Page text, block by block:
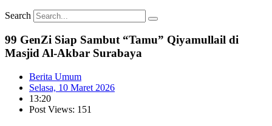
Search
99 GenZi Siap Sambut “Tamu” Qiyamullail di
Masjid Al-Akbar Surabaya
Berita Umum
Selasa, 10 Maret 2026
13:20
Post Views: 151